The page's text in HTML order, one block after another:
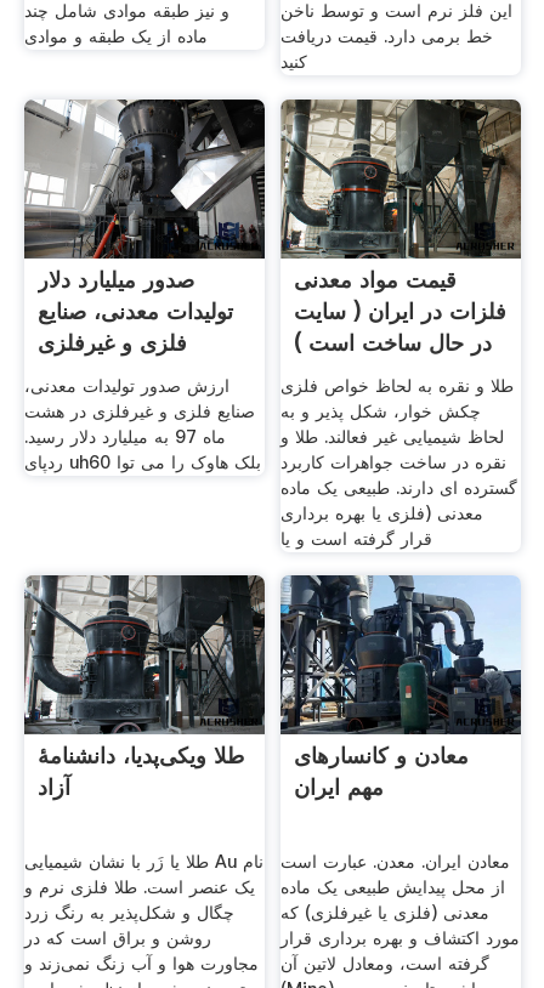
و نیز طبقه موادی شامل چند
ماده از یک طبقه و موادی
این فلز نرم است و توسط ناخن
خط برمی دارد. قیمت دریافت
کنید
صدور میلیارد دلار
تولیدات معدنی، صنایع
فلزی و غیرفلزی
ارزش صدور تولیدات معدنی،
صنایع فلزی و غیرفلزی در هشت
ماه 97 به میلیارد دلار رسید.
ردپای uh60 بلک هاوک را می توا
قیمت مواد معدنی
فلزات در ایران ( سایت
در حال ساخت است )
طلا و نقره به لحاظ خواص فلزی
چکش خوار، شکل پذیر و به
لحاظ شیمیایی غیر فعالند. طلا و
نقره در ساخت جواهرات کاربرد
گسترده ای دارند. طبیعی یک ماده
معدنی (فلزی یا بهره برداری
قرار گرفته است و یا
طلا ویکی‌پدیا، دانشنامهٔ
آزاد
طلا یا زَر با نشان شیمیایی Au نام
یک عنصر است. طلا فلزی نرم و
چگال و شکل‌پذیر به رنگ زرد
روشن و براق است که در
مجاورت هوا و آب زنگ نمی‌زند و
معادن و کانسارهای
مهم ایران
معادن ایران. معدن. عبارت است
از محل پیدایش طبیعی یک ماده
معدنی (فلزی یا غیرفلزی) که
مورد اکتشاف و بهره برداری قرار
گرفته است، ومعادل لاتین آن